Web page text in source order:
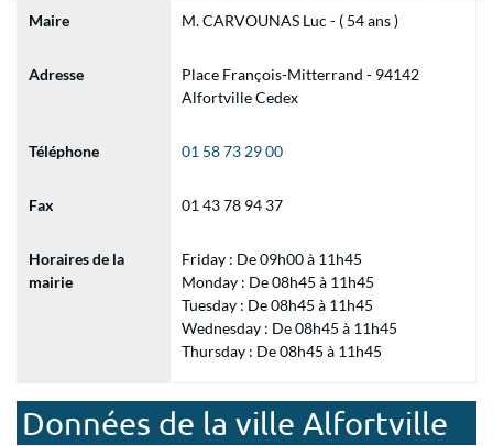
Maire M. CARVOUNAS Luc - ( 54 ans )
Adresse
Place François-Mitterrand - 94142
Alfortville Cedex
Téléphone 01 58 73 29 00
Fax 01 43 78 94 37
Horaires de la
mairie
Friday : De 09h00 à 11h45
Monday : De 08h45 à 11h45
Tuesday : De 08h45 à 11h45
Wednesday : De 08h45 à 11h45
Thursday : De 08h45 à 11h45
Données de la ville Alfortville